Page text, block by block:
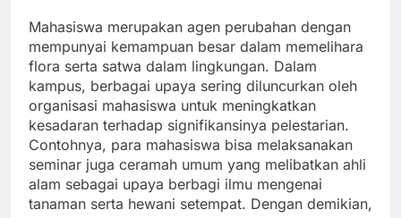
Mahasiswa merupakan agen perubahan dengan
mempunyai kemampuan besar dalam memelihara
flora serta satwa dalam lingkungan. Dalam
kampus, berbagai upaya sering diluncurkan oleh
organisasi mahasiswa untuk meningkatkan
kesadaran terhadap signifikansinya pelestarian.
Contohnya, para mahasiswa bisa melaksanakan
seminar juga ceramah umum yang melibatkan ahli
alam sebagai upaya berbagi ilmu mengenai
tanaman serta hewani setempat. Dengan demikian,